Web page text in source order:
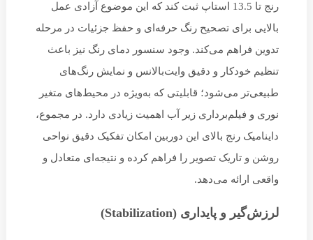
رنج تا 13.5 استاپ ثبت کند که این موضوع آزادی عمل
بالایی برای تصحیح رنگ حرفه‌ای و حفظ جزئیات در مرحله
تدوین فراهم می‌کند. وجود سنسور دمای رنگ نیز باعث
تنظیم خودکار و دقیق وایت‌بالانس و نمایش رنگ‌های
طبیعی‌تر می‌شود؛ قابلیتی که به‌ویژه در محیط‌های متغیر
نوری و فیلم‌برداری زیر آب اهمیت زیادی دارد. در مجموع،
داینامیک رنج بالای این دوربین امکان تفکیک دقیق نواحی
روشن و تاریک تصویر را فراهم کرده و نتیجه‌ای متعادل و
واقعی ارائه می‌دهد.
لرزش‌گیر و پایداری (Stabilization)